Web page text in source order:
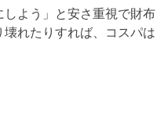
しよう」と安さ重視で財布
れたりすれば、コスパは